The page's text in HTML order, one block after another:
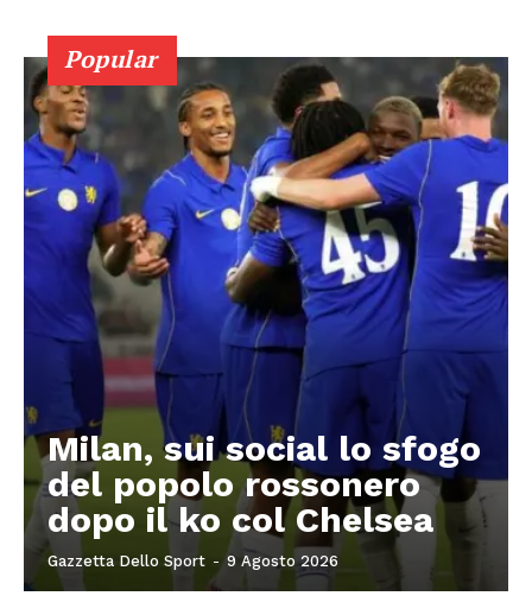
Popular
Milan, sui social lo sfogo
del popolo rossonero
dopo il ko col Chelsea
Gazzetta Dello Sport - 9 Agosto 2026